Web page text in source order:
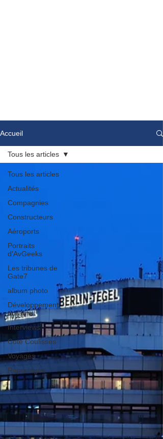
Accueil
Tous les articles
Actualités
Compagnies
Constructeurs
Aéroports
Portraits
d'AvGeeks
Les tribunes de
Gate7
album photo
Développement
durable
Interviews
Coté Coulisses
Voyages
Reportages
Tous les articles